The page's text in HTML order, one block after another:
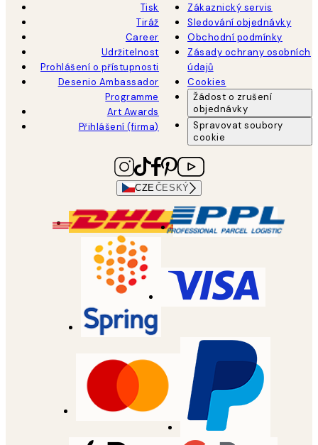
Tisk
Tiráž
Career
Udržitelnost
Prohlášení o přístupnosti
Desenio Ambassador
Programme
Art Awards
Přihlášení (firma)
Zákaznický servis
Sledování objednávky
Obchodní podmínky
Zásady ochrany osobních
údajů
Cookies
Žádost o zrušení
objednávky
Spravovat soubory
cookie
CZEČESKÝ